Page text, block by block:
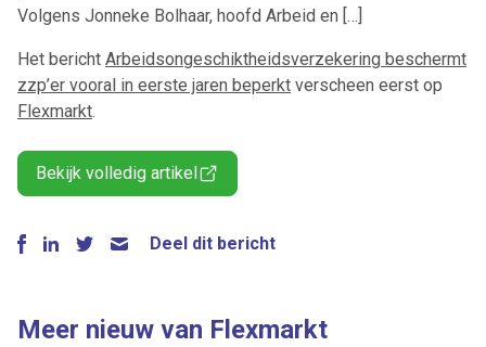
Volgens Jonneke Bolhaar, hoofd Arbeid en […]
Het bericht Arbeidsongeschiktheidsverzekering beschermt
zzp’er vooral in eerste jaren beperkt verscheen eerst op
Flexmarkt.
Bekijk volledig artikel
Deel dit bericht
Meer nieuw van Flexmarkt